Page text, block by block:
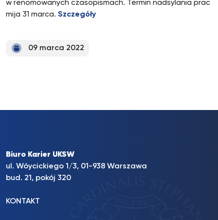
w renomowanych czasopismach. Termin nadsylania prac
mija 31 marca. Szczegóły
09 marca 2022
Biuro Karier UKSW
ul. Wóycickiego 1/3, 01-938 Warszawa
bud. 21, pokój 320
KONTAKT